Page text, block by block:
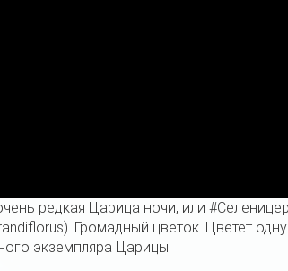
редкая Царица ночи, или
Громадный цветок. Цветет
экземпляра Царицы.